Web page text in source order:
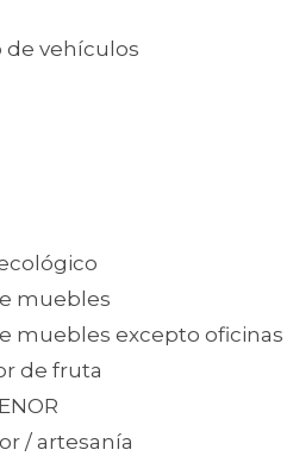
de vehículos
muebles
muebles excepto oficinas
de fruta
/ artesanía